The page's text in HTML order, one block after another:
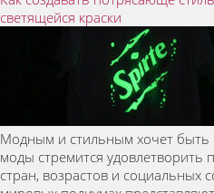
светящейся краски
Модным и стильным хочет быть
моды стремится удовлетворить
стран, возрастов и социальных